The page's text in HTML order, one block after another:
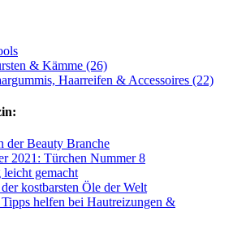
& Kämme (26)
Haarreifen & Accessoires (22)
der Beauty Branche
2021: Türchen Nummer 8
gemacht
kostbarsten Öle der Welt
helfen bei Hautreizungen &